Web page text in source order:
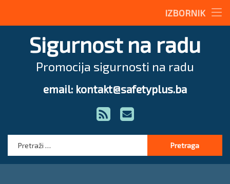
IZBORNIK
Radne upute
Magazin
Stručna pomoć
Sigurnost na radu
Promocija sigurnosti na radu
email: kontakt@safetyplus.ba
RSS E-mail